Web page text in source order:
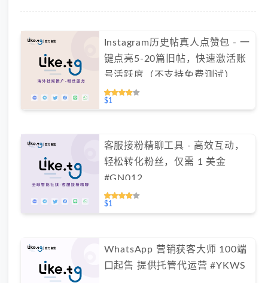
Instagram历史帖真人点赞包 - 一
键点亮5-20篇旧帖，快速激活账
号活跃度（不支持免费测试）
$1
客服接粉精聊工具 - 高效互动，
轻松转化粉丝，仅需 1 美金
#GN012
$1
WhatsApp 营销获客大师 100端
口起售 提供托管代运营 #YKWS